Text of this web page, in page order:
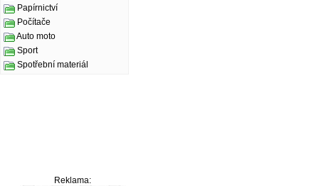
Papírnictví
Počítače
Auto moto
Sport
Spotřební materiál
Reklama: